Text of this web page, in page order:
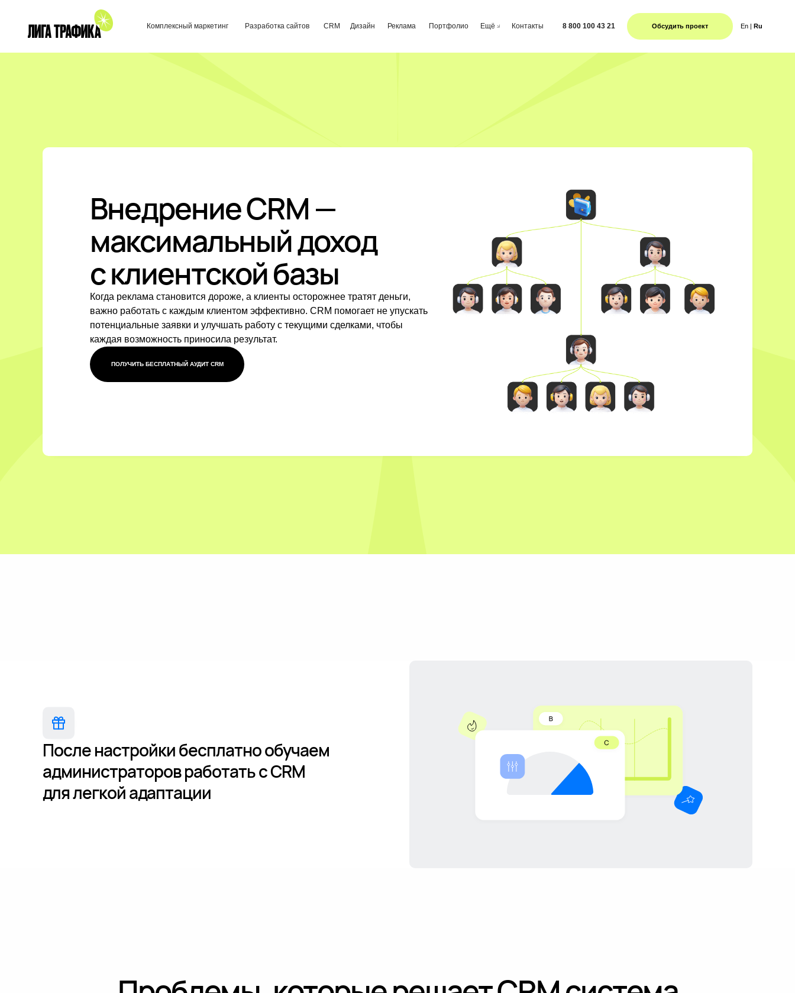
Ещё
CRM Дизайн Реклама Контакты
Портфолио Обсудить проект
Комплексный маркетинг 8 800 100 43 21
Разработка сайтов
Внедрение CRM —
максимальный доход
с клиентской базы
Когда реклама становится дороже, а клиенты осторожнее тратят деньги,
важно работать с каждым клиентом эффективно. CRM помогает не упускать
потенциальные заявки и улучшать работу с текущими сделками, чтобы
каждая возможность приносила результат.
ПОЛУЧИТЬ БЕСПЛАТНЫЙ АУДИТ CRM
После настройки бесплатно обучаем
администраторов работать с CRM
для легкой адаптации